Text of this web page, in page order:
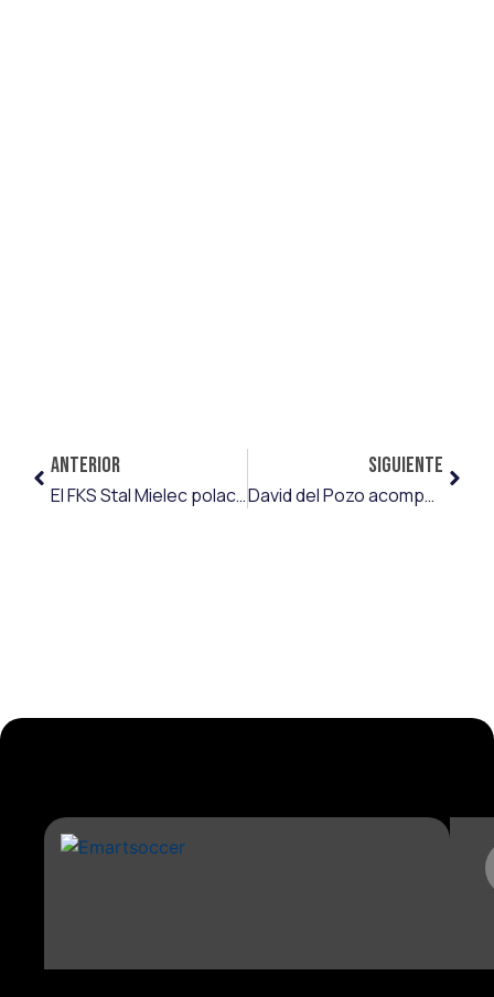
ANTERIOR
El FKS Stal Mielec polaco, primera experiencia en el extranjero para Mario Losada
SIGUIENTE
David del Pozo acompaña a Nacho González en la UD Ibiza